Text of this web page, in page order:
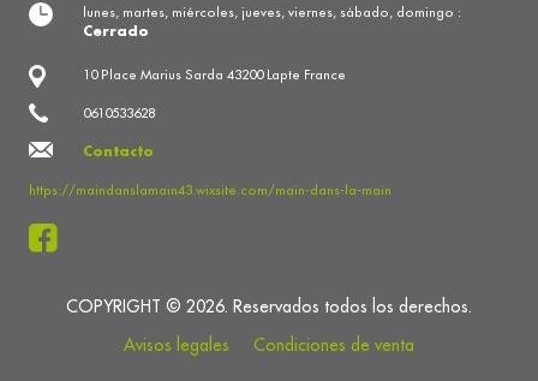
10 Place Marius Sarda 43200 Lapte France
0610533628
Contacto
https://maindanslamain43.wixsite.com/main-dans-la-main
lunes, martes, miércoles, jueves, viernes, sábado, domingo :
Cerrado
COPYRIGHT © 2026. Reservados todos los derechos.
Avisos legales
Condiciones de venta